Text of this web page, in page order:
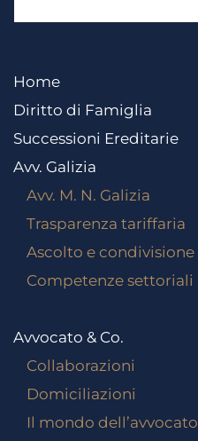
Home
Diritto di Famiglia
Successioni Ereditarie
Avv. Galizia
Avv. M. N. Galizia
Trasparenza tariffaria
Ascolto e condivisione
Competenze settoriali
Avvocato & Co.
Collaborazioni
Domiciliazioni
Il mondo dell’avvocato